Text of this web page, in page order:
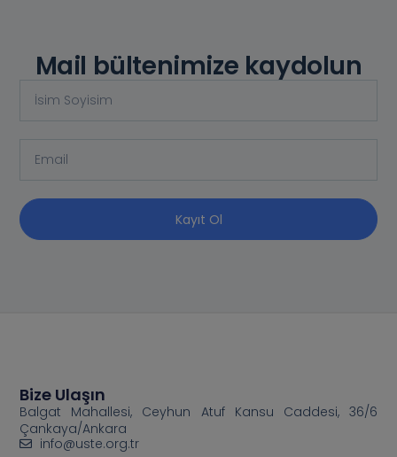
Mail bültenimize kaydolun
Kayıt Ol
Bize Ulaşın
Balgat Mahallesi, Ceyhun Atuf Kansu Caddesi, 36/6
Çankaya/Ankara
info@uste.org.tr